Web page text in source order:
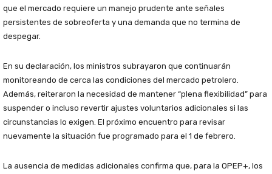
que el mercado requiere un manejo prudente ante señales
persistentes de sobreoferta y una demanda que no termina de
despegar.
En su declaración, los ministros subrayaron que continuarán
monitoreando de cerca las condiciones del mercado petrolero.
Además, reiteraron la necesidad de mantener “plena flexibilidad” para
suspender o incluso revertir ajustes voluntarios adicionales si las
circunstancias lo exigen. El próximo encuentro para revisar
nuevamente la situación fue programado para el 1 de febrero.
La ausencia de medidas adicionales confirma que, para la OPEP+, los